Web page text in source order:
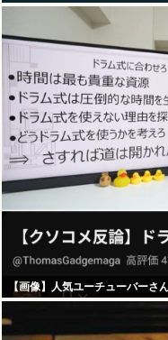
【画像】人気ユーチューバーさ